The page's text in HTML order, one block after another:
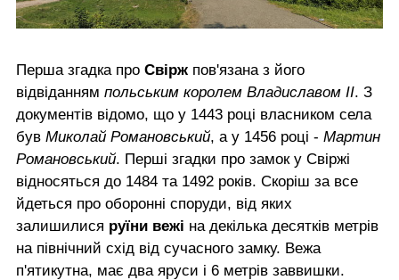
Перша згадка про Свірж пов'язана з його
відвіданням польським королем Владиславом ІІ. З
документів відомо, що у 1443 році власником села
був Миколай Романовський, а у 1456 році - Мартин
Романовський. Перші згадки про замок у Свіржі
відносяться до 1484 та 1492 років. Скоріш за все
йдеться про оборонні споруди, від яких
залишилися руїни вежі на декілька десятків метрів
на північний схід від сучасного замку. Вежа
п'ятикутна, має два яруси і 6 метрів заввишки.